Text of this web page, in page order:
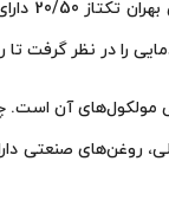
تا روغن به خوبی عمل کند. به
کلی، روغن‌های